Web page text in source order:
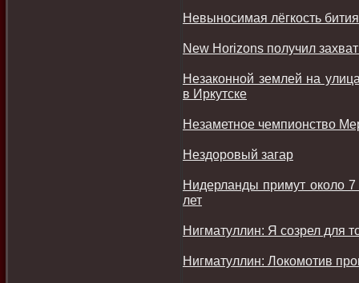
Невыносимая лёгкость
New Horizons получил
Незаконной землей на
в Иркутске
Незаметное чемпионство
Нездоровый загар
Нидерланды примут около
лет
Нигматуллин: Я созрел для
Нигматуллин: Локомотив